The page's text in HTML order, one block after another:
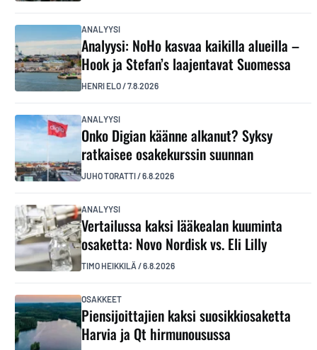
ANALYYSI
Analyysi: NoHo kasvaa kaikilla alueilla –
Hook ja Stefan’s laajentavat Suomessa
HENRI ELO/7.8.2026
ANALYYSI
Onko Digian käänne alkanut? Syksy
ratkaisee osakekurssin suunnan
JUHO TORATTI/6.8.2026
ANALYYSI
Vertailussa kaksi lääkealan kuuminta
osaketta: Novo Nordisk vs. Eli Lilly
TIMO HEIKKILÄ /6.8.2026
OSAKKEET
Piensijoittajien kaksi suosikkiosaketta
Harvia ja Qt hirmunousussa